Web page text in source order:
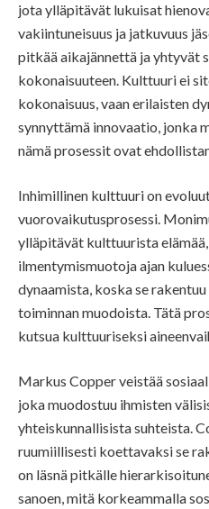
jota ylläpitävät lukuisat
vakiintuneisuus ja jatkuvuus
pitkää aikajännettä ja yhtyvät
kokonaisuuteen. Kulttuuri ei
kokonaisuus, vaan erilaisten
synnyttämä innovaatio, jonka
nämä prosessit ovat
Inhimillinen kulttuuri on
vuorovaikutusprosessi.
ylläpitävät kulttuurista
ilmentymismuotoja ajan
dynaamista, koska se
toiminnan muodoista. Tätä
kutsua kulttuuriseksi
Markus Copper veistää
joka muodostuu ihmisten
yhteiskunnallisista suhteista.
ruumiillisesti koettavaksi se
on läsnä pitkälle
sanoen, mitä korkeammalla